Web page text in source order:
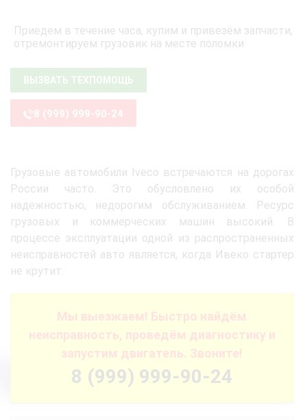
Приедем в течение часа, купим и привезём запчасти,
отремонтируем грузовик на месте поломки
ВЫЗВАТЬ ТЕХПОМОЩЬ
8 (999) 999-90-24
Грузовые автомобили Iveco встречаются на дорогах
России часто. Это обусловлено их особой
надежностью, недорогим обслуживанием. Ресурс
грузовых и коммерческих машин высокий. В
процессе эксплуатации одной из распространенных
неисправностей авто является, когда Ивеко стартер
не крутит.
Мы выезжаем! Быстро найдём
неисправность, проведём диагностику и
запустим двигатель. Звоните!
8 (999) 999-90-24